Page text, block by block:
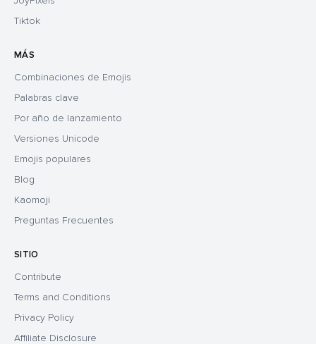
Tiktok
MÁS
Combinaciones de Emojis
Palabras clave
Por año de lanzamiento
Versiones Unicode
Emojis populares
Blog
Kaomoji
Preguntas Frecuentes
SITIO
Contribute
Terms and Conditions
Privacy Policy
Affiliate Disclosure